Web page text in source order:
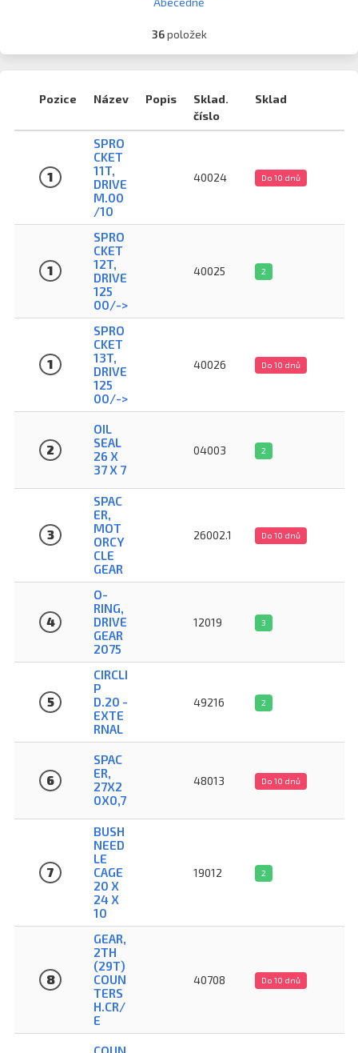
36položek
Pozice Název Popis
Sklad.
číslo
Sklad
1
SPRO
CKET
11T,
DRIVE
M.00
/10
40024 Do 10 dnů
1
SPRO
CKET
12T,
DRIVE
125
00/->
40025 2
1
SPRO
CKET
13T,
DRIVE
125
00/->
40026 Do 10 dnů
2
OIL
SEAL
26 X
37 X 7
04003 2
3
SPAC
ER,
MOT
ORCY
CLE
GEAR
26002.1 Do 10 dnů
4
O-
RING,
DRIVE
GEAR
2075
12019 3
5
CIRCLI
P
D.20 -
EXTE
RNAL
49216 2
6
SPAC
ER,
27X2
0X0,7
48013 Do 10 dnů
7
BUSH
NEED
LE
CAGE
20 X
24 X
10
19012 2
8
GEAR,
2TH
(29T)
COUN
TERS
H.CR/
E
40708 Do 10 dnů